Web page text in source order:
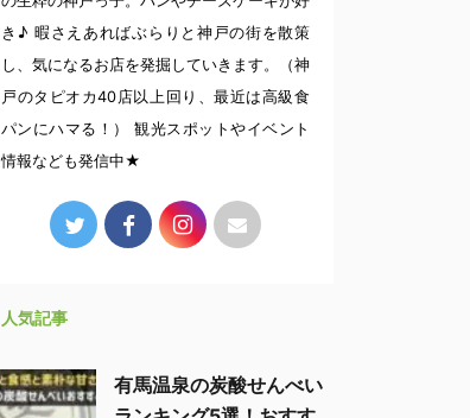
き♪ 暇さえあればぶらりと神戸の街を散策
し、気になるお店を発掘していきます。（神
戸のタピオカ40店以上回り、最近は高級食
パンにハマる！） 観光スポットやイベント
情報なども発信中★
人気記事
有馬温泉の炭酸せんべい